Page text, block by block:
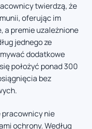
twierdzą, że
oferując im
a premie uzależnione
jednego ze
dodatkowe
położyć ponad 300
bez
pracownicy nie
ochrony. Według